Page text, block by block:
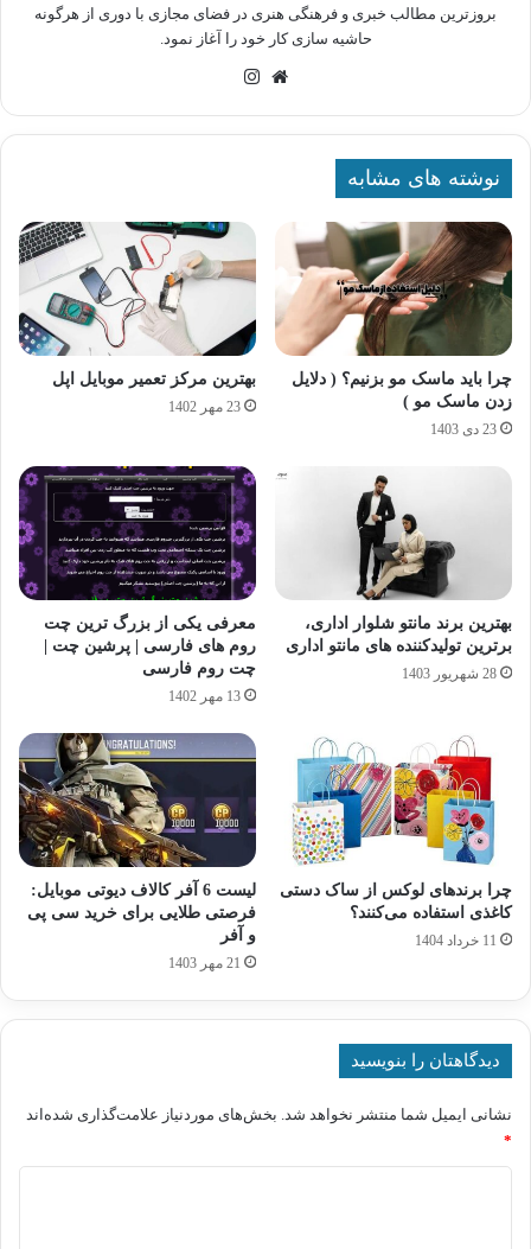
بروزترین مطالب خبری و فرهنگی هنری در فضای مجازی با دوری از هرگونه
حاشیه سازی کار خود را آغاز نمود.
وبسایت
نوشته های مشابه
چرا باید ماسک مو بزنیم؟ ( دلایل
زدن ماسک مو )
23 دی 1403
بهترین مرکز تعمیر موبایل اپل
23 مهر 1402
بهترین برند مانتو شلوار اداری،
برترین تولیدکننده های مانتو اداری
28 شهریور 1403
معرفی یکی از بزرگ ترین چت
روم های فارسی | پرشین چت |
چت روم فارسی
13 مهر 1402
چرا برندهای لوکس از ساک دستی
کاغذی استفاده می‌کنند؟
11 خرداد 1404
لیست 6 آفر کالاف دیوتی موبایل:
فرصتی طلایی برای خرید سی پی
و آفر
21 مهر 1403
دیدگاهتان را بنویسید
نشانی ایمیل شما منتشر نخواهد شد. بخش‌های موردنیاز علامت‌گذاری شده‌اند
*